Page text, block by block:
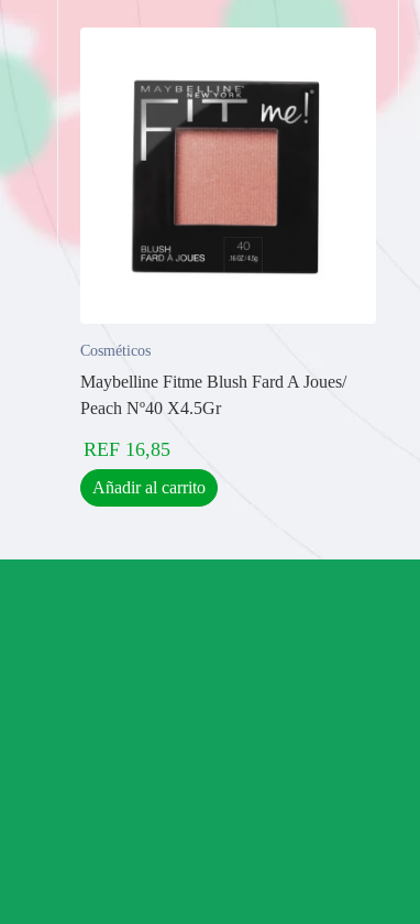
Cosméticos
Maybelline Fitme Blush Fard A Joues/
Peach Nº40 X4.5Gr
REF 16,85
Añadir al carrito